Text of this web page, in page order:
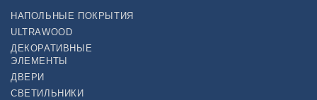
НАПОЛЬНЫЕ ПОКРЫТИЯ
ULTRAWOOD
ДЕКОРАТИВНЫЕ
ЭЛЕМЕНТЫ
ДВЕРИ
СВЕТИЛЬНИКИ